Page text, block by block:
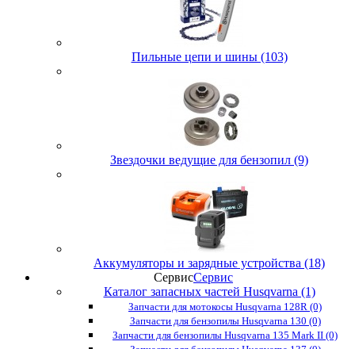
Пильные цепи и шины (103)
Звездочки ведущие для бензопил (9)
Аккумуляторы и зарядные устройства (18)
СервисСервис
Каталог запасных частей Husqvarna (1)
Запчасти для мотокосы Husqvarna 128R (0)
Запчасти для бензопилы Husqvarna 130 (0)
Запчасти для бензопилы Husqvarna 135 Mark II (0)